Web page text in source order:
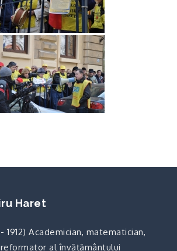
Haret
1912) Academician, matematician,
al învăţământului